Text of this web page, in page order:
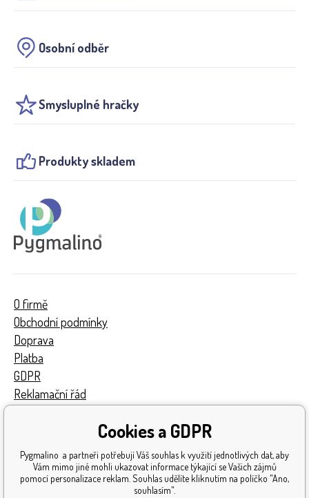
Osobní odběr
Smysluplné hračky
Produkty skladem
O firmě
Obchodní podmínky
Doprava
Platba
GDPR
Reklamační řád
Získaná ocenění
Katalog hraček
Mapa stránek
Cookies a GDPR
Pygmalino a partneři potřebují Váš souhlas k využití jednotlivých dat, aby
Vám mimo jiné mohli ukazovat informace týkající se Vašich zájmů
pomocí personalizace reklam. Souhlas udělíte kliknutím na políčko "Ano,
souhlasím".